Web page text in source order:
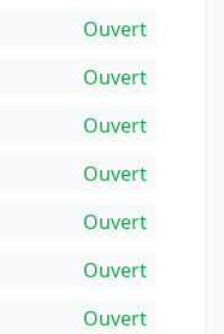
Ouvert
Ouvert
Ouvert
Ouvert
Ouvert
Ouvert
Ouvert